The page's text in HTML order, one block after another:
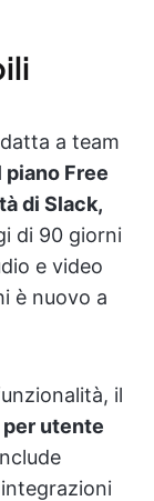
a team
piano Free
di Slack,
di 90 giorni
e video
è nuovo a
il
per utente